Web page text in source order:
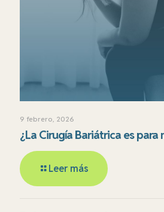
9 febrero, 2026
¿La Cirugía Bariátrica es para
Leer más